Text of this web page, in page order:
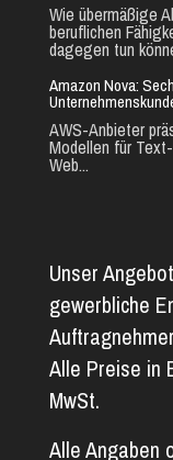
Wie übermäßige
beruflichen
dagegen tun
Amazon Nova:
AWS-Anbieter
Modellen für
Web...
Unser
gewerbliche
Alle Preise in
MwSt.
Alle Angaben